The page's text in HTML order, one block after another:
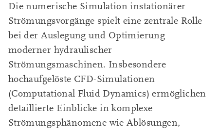
Die numerische Simulation instationärer
Strömungsvorgänge spielt eine zentrale Rolle
bei der Auslegung und Optimierung
moderner hydraulischer
Strömungsmaschinen. Insbesondere
hochaufgelöste CFD-Simulationen
(Computational Fluid Dynamics) ermöglichen
detaillierte Einblicke in komplexe
Strömungsphänomene wie Ablösungen,